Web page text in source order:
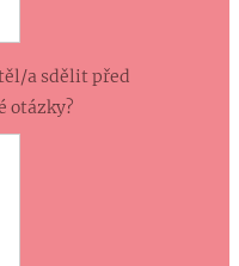
a sdělit před
otázky?